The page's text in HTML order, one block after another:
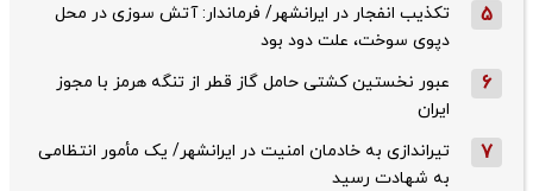
5
تکذیب ‌انفجار در ایرانشهر/ فرماندار: آتش سوزی در محل
دپوی سوخت، علت دود بود
6
عبور نخستین کشتی حامل گاز قطر از تنگه هرمز با مجوز
ایران
7
تیراندازی به خادمان امنیت در ایرانشهر/ یک مأمور انتظامی
به شهادت رسید